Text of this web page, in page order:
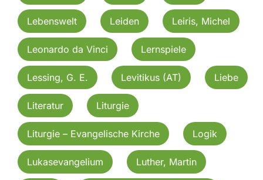
Lebenswelt Leiden Leiris, Michel
Leonardo da Vinci Lernspiele
Lessing, G. E. Levitikus (AT) Liebe
Literatur Liturgie
Liturgie – Evangelische Kirche Logik
Lukasevangelium Luther, Martin